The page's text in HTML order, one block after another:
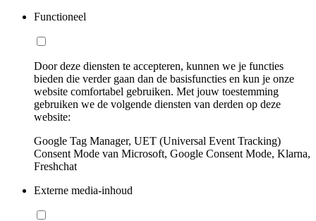
Functioneel
Door deze diensten te accepteren, kunnen we je functies
bieden die verder gaan dan de basisfuncties en kun je onze
website comfortabel gebruiken. Met jouw toestemming
gebruiken we de volgende diensten van derden op deze
website:
Google Tag Manager, UET (Universal Event Tracking)
Consent Mode van Microsoft, Google Consent Mode, Klarna,
Freshchat
Externe media-inhoud